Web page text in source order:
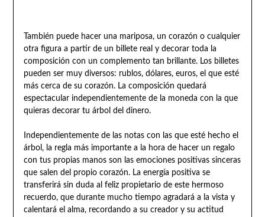
También puede hacer una mariposa, un corazón o cualquier
otra figura a partir de un billete real y decorar toda la
composición con un complemento tan brillante. Los billetes
pueden ser muy diversos: rublos, dólares, euros, el que esté
más cerca de su corazón. La composición quedará
espectacular independientemente de la moneda con la que
quieras decorar tu árbol del dinero.
Independientemente de las notas con las que esté hecho el
árbol, la regla más importante a la hora de hacer un regalo
con tus propias manos son las emociones positivas sinceras
que salen del propio corazón. La energía positiva se
transferirá sin duda al feliz propietario de este hermoso
recuerdo, que durante mucho tiempo agradará a la vista y
calentará el alma, recordando a su creador y su actitud